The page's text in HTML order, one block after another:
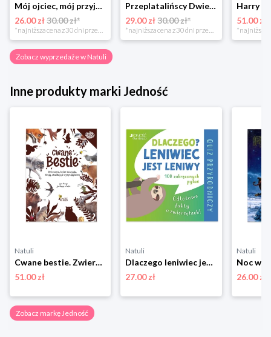
Mój ojciec, mój przyjaciel Element
26.00 zł30.00 zł*
*najniższa cena z 30 dni przed obniżką
Przeplatalińscy Dwie siostry
29.00 zł 30.00 zł*
*najniższa cena z 30 dni przed obniżką
51.00 zł
Zobacz wyprzedaże w Natuli
Inne produkty marki Jedność
Natuli
Cwane bestie. Zwierzęta, które szczypią, kłują, strzelają i wysysają krew Jedność
51.00 zł
Natuli
Dlaczego leniwiec jest leniwy? Odlotowe fakty o zwierzętach. Quiz przyrodniczy Jedność
27.00 zł
Natuli
Noc
26.00 zł
Zobacz markę Jedność